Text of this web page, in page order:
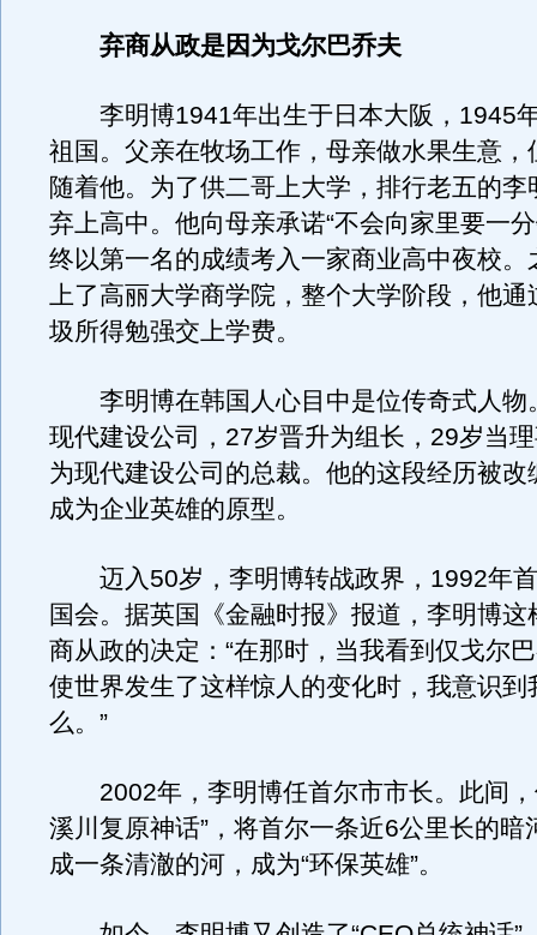
弃商从政是因为戈尔巴乔夫
李明博1941年出生于日本大阪，1945
祖国。父亲在牧场工作，母亲做水果生意，
随着他。为了供二哥上大学，排行老五的李
弃上高中。他向母亲承诺“不会向家里要一
终以第一名的成绩考入一家商业高中夜校。
上了高丽大学商学院，整个大学阶段，他通
圾所得勉强交上学费。
李明博在韩国人心目中是位传奇式人物
现代建设公司，27岁晋升为组长，29岁当
为现代建设公司的总裁。他的这段经历被改
成为企业英雄的原型。
迈入50岁，李明博转战政界，1992年
国会。据英国《金融时报》报道，李明博这
商从政的决定：“在那时，当我看到仅戈尔
使世界发生了这样惊人的变化时，我意识到
么。”
2002年，李明博任首尔市市长。此间，
溪川复原神话”，将首尔一条近6公里长的暗
成一条清澈的河，成为“环保英雄”。